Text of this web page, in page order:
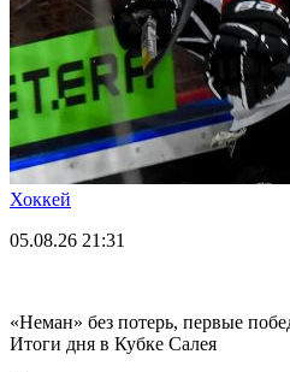
Хоккей
05.08.26 21:31
«Неман» без потерь, первые
Итоги дня в Кубке Салея